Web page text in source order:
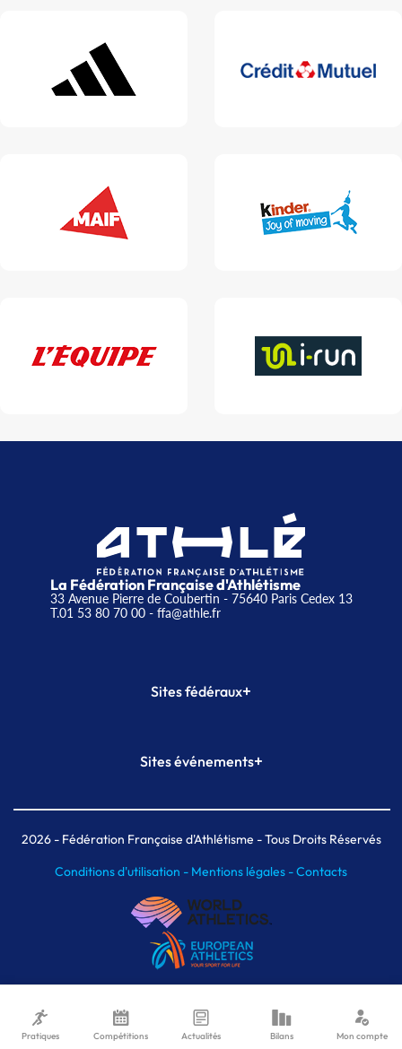
La Fédération Française d'Athlétisme
33 Avenue Pierre de Coubertin - 75640 Paris Cedex 13
T.01 53 80 70 00- ffa@athle.fr
Sites fédéraux+
Plateforme Formation
Sites événements+
Meeting de Paris indoor
MAIF Ekiden de Paris
2026- Fédération Française d'Athlétisme - Tous Droits Réservés
Conditions d'utilisation - Mentions légales -Contacts
Pratiques Compétitions Actualités Bilans Mon compte